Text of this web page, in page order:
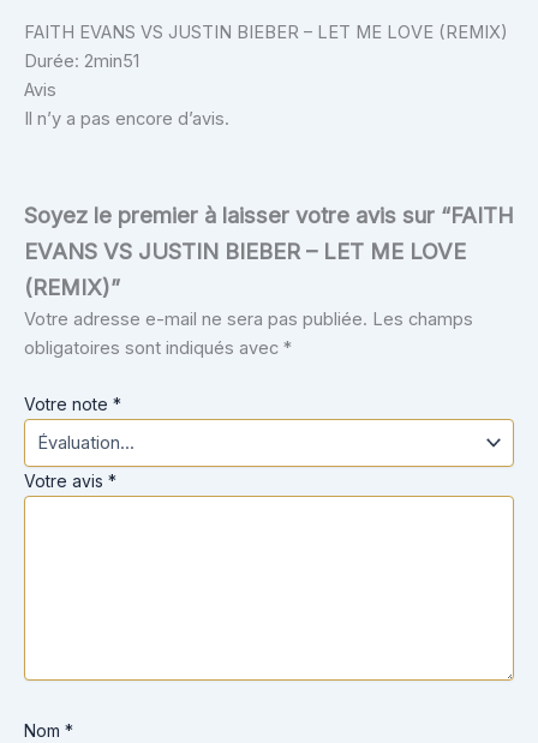
FAITH EVANS VS JUSTIN BIEBER – LET ME LOVE (REMIX)
Durée: 2min51
Avis
Il n’y a pas encore d’avis.
Soyez le premier à laisser votre avis sur “FAITH
EVANS VS JUSTIN BIEBER – LET ME LOVE
(REMIX)”
Votre adresse e-mail ne sera pas publiée. Les champs
obligatoires sont indiqués avec *
Votre note *
Votre avis *
Nom *